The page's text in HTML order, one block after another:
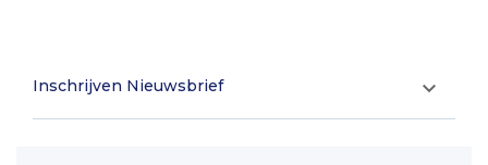
Inschrijven Nieuwsbrief 